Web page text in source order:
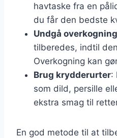
havtaske fra en
du får den bedste
Undgå overkogning
tilberedes, indtil
Overkogning kan
Brug krydderurter:
som dild, persille
ekstra smag til
En god metode til at